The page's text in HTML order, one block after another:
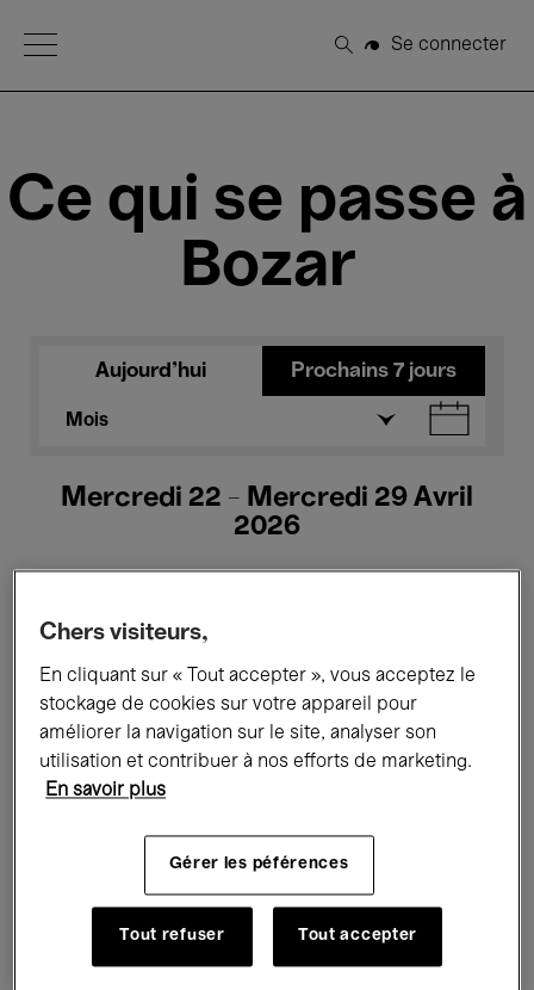
Open Menu
Rechercher
Se connecter
Ce qui se passe à
Bozar
Aujourd'hui Prochains 7 jours
Mois
Mercredi 22 - Mercredi 29 Avril
2026
Tous les événements Concerts
Expositions Films Performances
Rencontres & Débats
Musique classique Global Music
Musique électronique
Chers visiteurs,
En cliquant sur « Tout accepter », vous acceptez le
stockage de cookies sur votre appareil pour
améliorer la navigation sur le site, analyser son
utilisation et contribuer à nos efforts de marketing.
En savoir plus
Gérer les péférences
Tout refuser Tout accepter